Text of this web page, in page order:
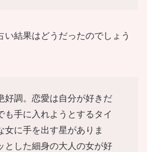
い結果はどうだったのでしょう
好調。恋愛は自分が好きだ
も手に入れようとするタイ
女に手を出す星がありま
とした細身の大人の女が好